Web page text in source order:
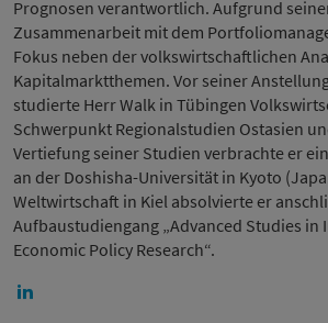
Prognosen verantwortlich. Aufgrund
Zusammenarbeit mit dem
Fokus neben der volkswirtschaftlichen
Kapitalmarktthemen. Vor seiner
studierte Herr Walk in Tübingen
Schwerpunkt Regionalstudien Ostasien
Vertiefung seiner Studien verbrachte er
an der Doshisha-Universität in Kyoto
Weltwirtschaft in Kiel absolvierte er
Aufbaustudiengang „Advanced Studies
Economic Policy Research“.